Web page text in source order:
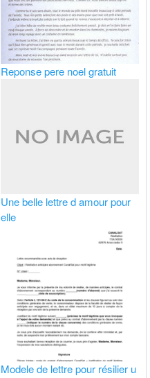
Reponse pere noel gratuit
Une belle lettre d amour pour
elle
Modele de lettre pour résilier u